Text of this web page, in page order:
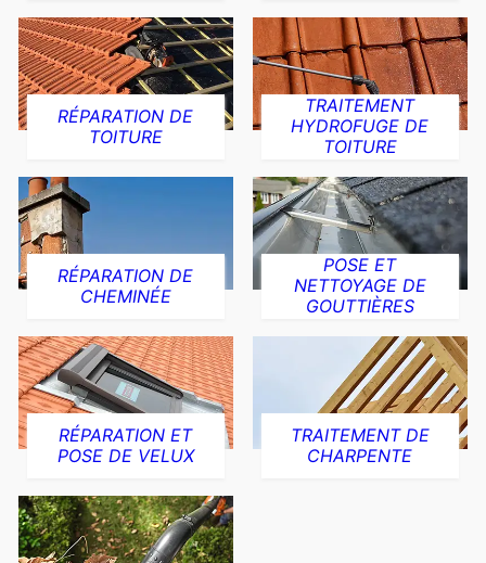
RÉPARATION DE
TOITURE
TRAITEMENT
HYDROFUGE DE
TOITURE
RÉPARATION DE
CHEMINÉE
POSE ET
NETTOYAGE DE
GOUTTIÈRES
RÉPARATION ET
POSE DE VELUX
TRAITEMENT DE
CHARPENTE